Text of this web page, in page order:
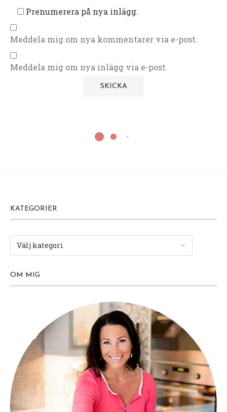
Prenumerera på nya inlägg.
Meddela mig om nya kommentarer via e-post.
Meddela mig om nya inlägg via e-post.
KATEGORIER
OM MIG